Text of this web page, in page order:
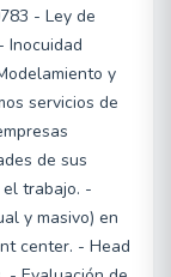
- Ley de
Inocuidad
y
servicios de
de sus
trabajo. -
y masivo) en
center. - Head